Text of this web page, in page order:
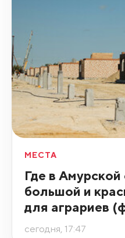
МЕСТА
Где в
большой и
для аграриев
сегодня, 17:47